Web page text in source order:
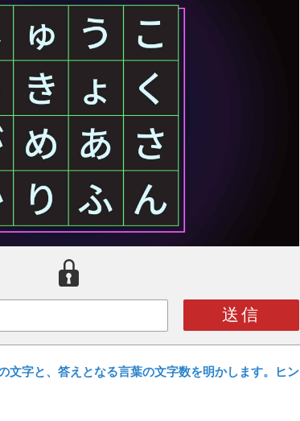
送信
文字と、答えとなる言葉の文字数を明かします。ヒン